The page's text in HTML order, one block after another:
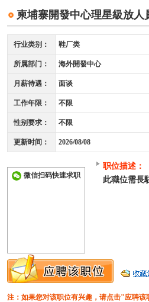
柬埔寨開發中心理星級放人
行业类别： 鞋厂类
所属部门： 海外開發中心
月薪待遇： 面谈
工作年限： 不限
性别要求： 不限
更新时间： 2026/08/08
微信扫码快速求职
职位描述：
此職位需長
注：如果您对该职位有兴趣，请点击"应聘